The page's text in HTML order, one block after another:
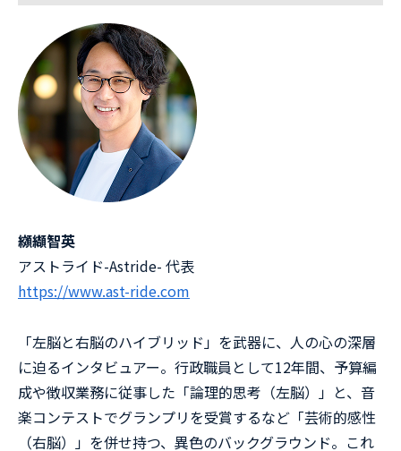
纐纈智英
アストライド-Astride- 代表
https://www.ast-ride.com⁠
「左脳と右脳のハイブリッド」を武器に、人の心の深層
に迫るインタビュアー。行政職員として12年間、予算編
成や徴収業務に従事した「論理的思考（左脳）」と、音
楽コンテストでグランプリを受賞するなど「芸術的感性
（右脳）」を併せ持つ、異色のバックグラウンド。これ